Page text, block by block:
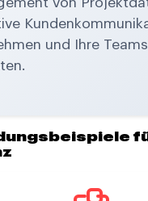
von
und Ihre